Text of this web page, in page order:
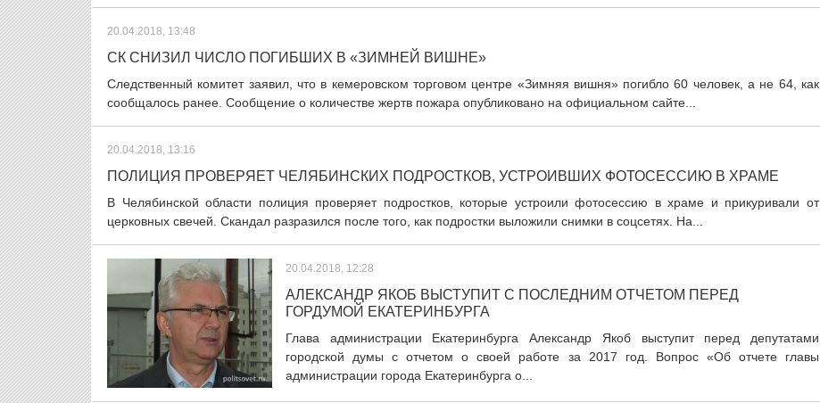
20.04.2018, 13:48
СК СНИЗИЛ ЧИСЛО ПОГИБШИХ В «ЗИМНЕЙ ВИШНЕ»
Следственный комитет заявил, что в кемеровском торговом центре «Зимняя вишня» погибло 60 человек, а не 64, как
сообщалось ранее. Сообщение о количестве жертв пожара опубликовано на официальном сайте...
20.04.2018, 13:16
ПОЛИЦИЯ ПРОВЕРЯЕТ ЧЕЛЯБИНСКИХ ПОДРОСТКОВ, УСТРОИВШИХ ФОТОСЕССИЮ В ХРАМЕ
В Челябинской области полиция проверяет подростков, которые устроили фотосессию в храме и прикуривали от
церковных свечей. Скандал разразился после того, как подростки выложили снимки в соцсетях. На...
20.04.2018, 12:28
АЛЕКСАНДР ЯКОБ ВЫСТУПИТ С ПОСЛЕДНИМ ОТЧЕТОМ ПЕРЕД
ГОРДУМОЙ ЕКАТЕРИНБУРГА
Глава администрации Екатеринбурга Александр Якоб выступит перед депутатами
городской думы с отчетом о своей работе за 2017 год. Вопрос «Об отчете главы
администрации города Екатеринбурга о...